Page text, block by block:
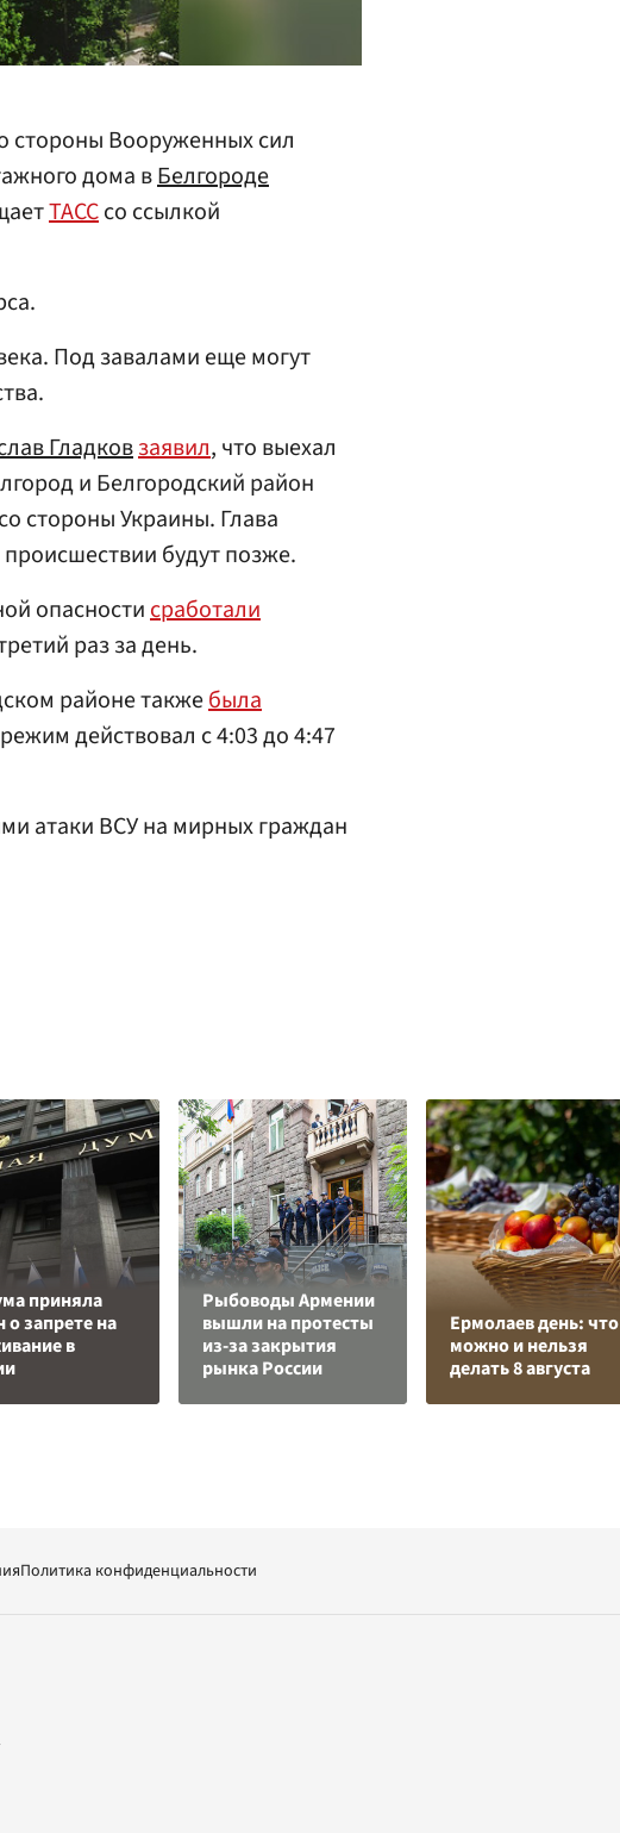
стороны Вооруженных сил
дома вБелгороде
ТАССсо ссылкой
Под завалами еще могут
Гладковзаявил, что выехал
и Белгородский район
стороны Украины. Глава
будут позже.
опасностисработали
раз за день.
районе такжебыла
действовал с 4:03 до 4:47
атаки ВСУ на мирных граждан
приняла
о запрете на
в
Рыбоводы Армении
вышли на протесты
из-за закрытия
рынка России
Ермолаев день: что
можно и нельзя
делать 8 августа
Политика конфиденциальности